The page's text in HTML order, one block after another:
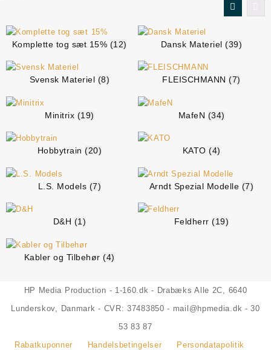
Komplette tog sæt 15% (12) Dansk Materiel(39)
Svensk Materiel (8) FLEISCHMANN(7)
Minitrix (19) MafeN (34)
Hobbytrain(20) KATO(4)
L.S. Models (7) Arndt Spezial Modelle (7)
D&H (1) Feldherr(19)
Kabler og Tilbehør(4)
HP Media Production - 1-160.dk - Drabæks Alle 2C, 6640
Lunderskov, Danmark - CVR: 37483850 - mail@hpmedia.dk - 30
53 83 87
Rabatkuponner
Handelsbetingelser Persondatapolitik